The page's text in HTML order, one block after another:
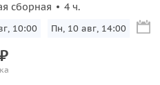
сборная
4 ч.
10:00 Пн, 10 авг, 14:00
₽